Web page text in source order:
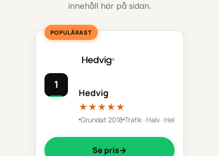
innehåll här på sidan.
POPULÄRAST
1
Hedvig
★★★★★
Grundat 2018 Trafik · Halv · Hel
Se pris